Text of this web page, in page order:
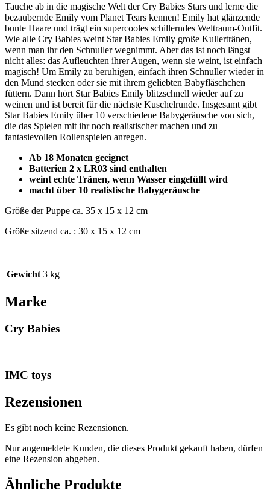
Tauche ab in die magische Welt der Cry Babies Stars und lerne die
bezaubernde Emily vom Planet Tears kennen! Emily hat glänzende
bunte Haare und trägt ein supercooles schillerndes Weltraum-Outfit.
Wie alle Cry Babies weint Star Babies Emily große Kullertränen,
wenn man ihr den Schnuller wegnimmt. Aber das ist noch längst
nicht alles: das Aufleuchten ihrer Augen, wenn sie weint, ist einfach
magisch! Um Emily zu beruhigen, einfach ihren Schnuller wieder in
den Mund stecken oder sie mit ihrem geliebten Babyfläschchen
füttern. Dann hört Star Babies Emily blitzschnell wieder auf zu
weinen und ist bereit für die nächste Kuschelrunde. Insgesamt gibt
Star Babies Emily über 10 verschiedene Babygeräusche von sich,
die das Spielen mit ihr noch realistischer machen und zu
fantasievollen Rollenspielen anregen.
Ab 18 Monaten geeignet
Batterien 2 x LR03 sind enthalten
weint echte Tränen, wenn Wasser eingefüllt wird
macht über 10 realistische Babygeräusche
Größe der Puppe ca. 35 x 15 x 12 cm
Größe sitzend ca. : 30 x 15 x 12 cm
Gewicht 3 kg
Marke
Cry Babies
IMC toys
Rezensionen
Es gibt noch keine Rezensionen.
Nur angemeldete Kunden, die dieses Produkt gekauft haben, dürfen
eine Rezension abgeben.
Ähnliche Produkte